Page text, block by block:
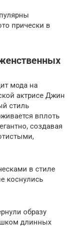
прически в
мода на
актрисе Джин
стиль
вплоть
создавая
в стиле
коснулись
образу
длинных